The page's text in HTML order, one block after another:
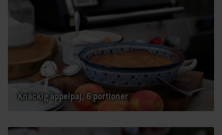
Knäckig äppelpaj, 6 portioner